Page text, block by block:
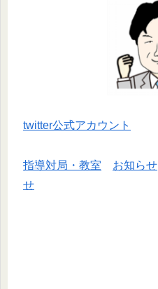
twitter公式アカウント
指導対局・教室 お知らせ
せ